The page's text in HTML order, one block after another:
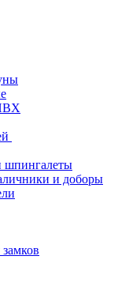
шпингалеты
и доборы